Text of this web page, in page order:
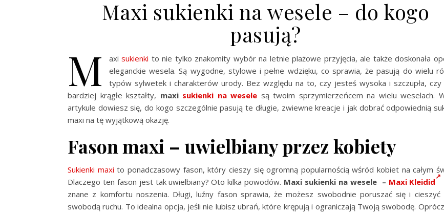
Maxi sukienki na wesele – do kogo
pasują?
M axisukienki to nie tylko znakomity wybór na letnie plażowe przyjęcia, ale także doskonała
eleganckie wesela. Są wygodne, stylowe i pełne wdzięku, co sprawia, że pasują do wielu
typów sylwetek i charakterów urody. Bez względu na to, czy jesteś wysoka i szczupła, czy
bardziej krągłe kształty, maxi sukienki na wesele są twoim sprzymierzeńcem na wielu weselach.
artykule dowiesz się, do kogo szczególnie pasują te długie, zwiewne kreacje i jak dobrać odpowiednią
maxi na tę wyjątkową okazję.
Fason maxi – uwielbiany przez kobiety
Sukienki maxi to ponadczasowy fason, który cieszy się ogromną popularnością wśród kobiet na całym
Dlaczego ten fason jest tak uwielbiany? Oto kilka powodów. Maxi sukienki na wesele – Maxi Kleidid
znane z komfortu noszenia. Długi, luźny fason sprawia, że możesz swobodnie poruszać się i cieszyć
swobodą ruchu. To idealna opcja, jeśli nie lubisz ubrań, które krępują i ograniczają Twoją swobodę.